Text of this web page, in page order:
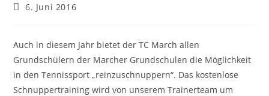
Beitrag
6. Juni 2016
Auch in diesem Jahr bietet der TC March allen
Grundschülern der Marcher Grundschulen die Möglichkeit
in den Tennissport „reinzuschnuppern“. Das kostenlose
Schnuppertraining wird von unserem Trainerteam um